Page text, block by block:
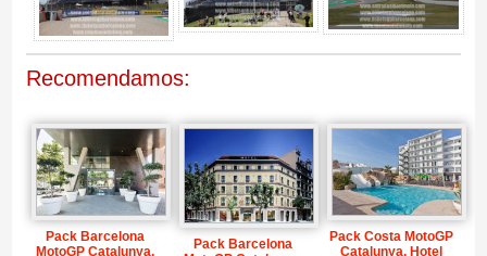
Recomendamos:
Pack Barcelona
MotoGP Catalunya,
Pack Barcelona
Pack Costa MotoGP
Catalunya, Hotel